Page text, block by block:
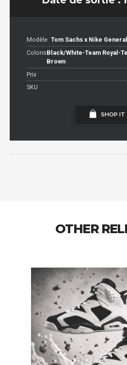
Modèle Tom Sachs x Nike
ColorisBlack/White-Team Royal-
Brown
Prix
SKU
SHOP IT
OTHER